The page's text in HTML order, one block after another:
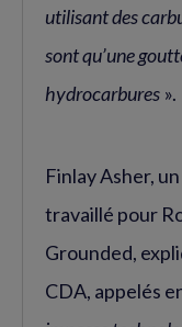
utilisant des
sont qu’une
hydrocarbures ».
Finlay Asher,
travaillé pour
Grounded,
CDA, appelés